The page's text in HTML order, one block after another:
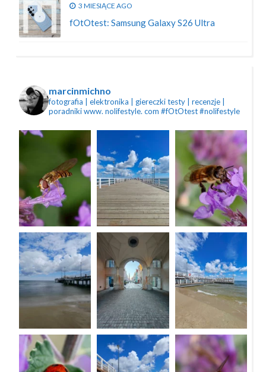
3 MIESIĄCE AGO
fOtOtest: Samsung Galaxy S26 Ultra
marcinmichno
fotografia | elektronika | giereczkitesty | recenzje |
poradnikiwww. nolifestyle. com #fOtOtest #nolifestyle